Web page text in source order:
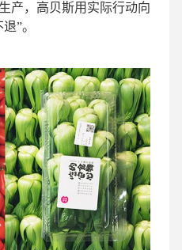
产，高贝斯用实际行动向
”。